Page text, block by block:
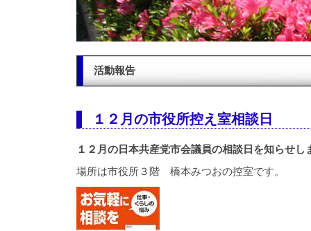
活動報告
１２月の市役所控え室相談日
１２月の日本共産党市会議員の相談日を知らせし
場所は市役所３階 橋本みつおの控室です。